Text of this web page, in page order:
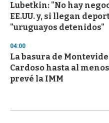
Lubetkin: "No hay
EE.UU. y, si llegan
"uruguayos detenidos"
04:00
La basura de
Cardoso hasta al
prevé la IMM